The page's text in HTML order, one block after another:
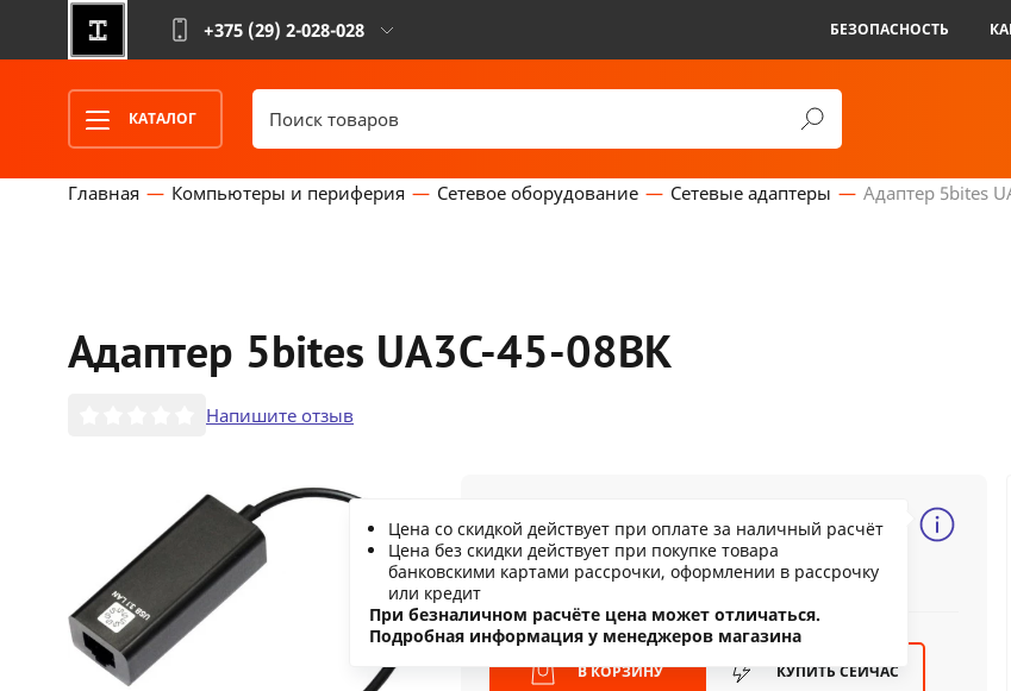
+375 (29) 2-028-028 БЕЗОПАСНОСТЬ
КАТАЛОГ
Главная Компьютеры и периферия Сетевое оборудование Сетевые адаптеры Адаптер 5bites
Адаптер 5bites UA3C-45-08BK
Напишите отзыв
20.31 BYN21.33
Цена со скидкой действует при оплате за наличный расчёт
Цена без скидки действует при покупке товара
банковскими картами рассрочки, оформлении в рассрочку
или кредит
При безналичном расчёте цена может отличаться.
Подробная информация у менеджеров магазина
Сообщить о снижении цены
В КОРЗИНУ КУПИТЬСЕЙЧАС